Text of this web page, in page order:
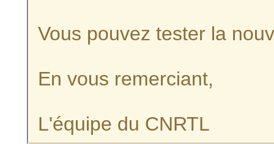
Vous pouvez tester la
En vous remerciant,
L'équipe du CNRTL